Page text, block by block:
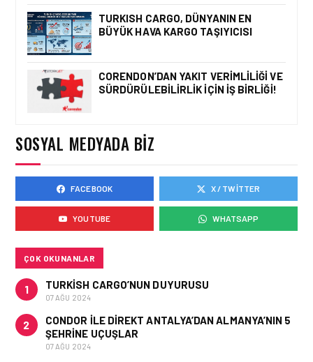
HAVAALANI • 05 AĞU 2026
TASARIMDAN GERÇEĞE:
DEVLET KONUKEVI
ISG’NIN TERMINAL
KURTARAN HAMLE
TURKISH CARGO, DÜNYANIN EN
BÜYÜK HAVA KARGO TAŞIYICISI
CORENDON’DAN YAKIT VERIMLILIĞI VE
SÜRDÜRÜLEBILIRLIK IÇIN İŞ BIRLIĞI!
SOSYAL MEDYADA BIZ
FACEBOOK X / TWITTER
YOUTUBE WHATSAPP
ÇOK OKUNANLAR
1 TURKISH CARGO’NUN DUYURUSU
07 AĞU 2024
2
CONDOR ILE DIREKT ANTALYA’DAN ALMANYA’NIN 5
ŞEHRINE UÇUŞLAR
07 AĞU 2024